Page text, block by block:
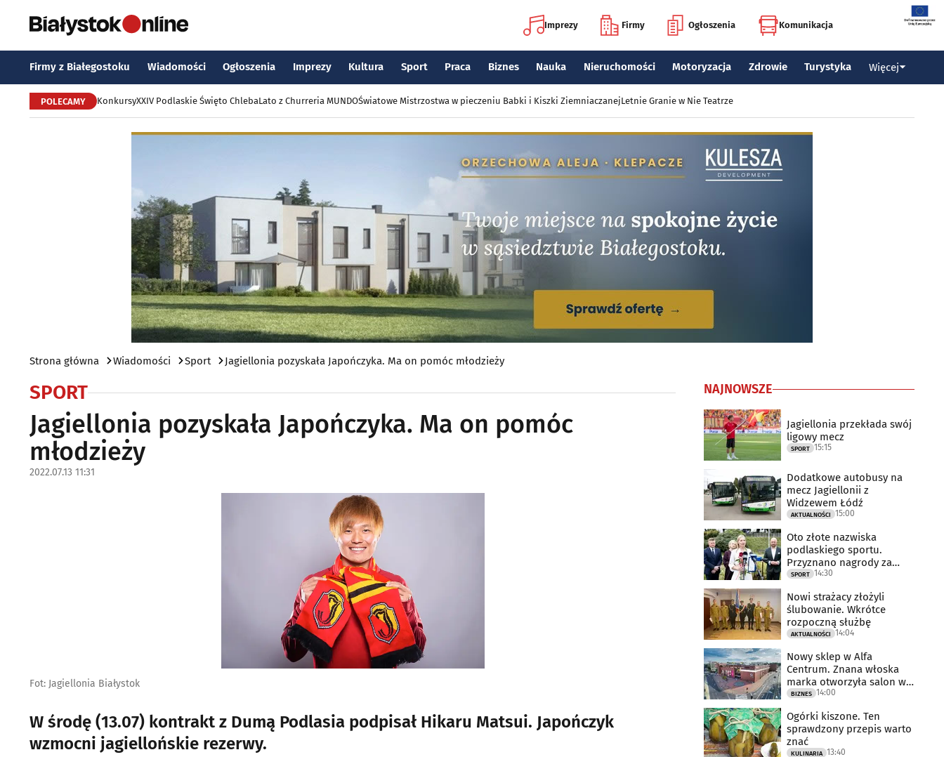
Imprezy Firmy Ogłoszenia Komunikacja
Firmy z Białegostoku Wiadomości Ogłoszenia Imprezy Kultura Sport Praca Biznes Nauka Nieruchomości Motoryzacja Zdrowie Turystyka Więcej
POLECAMY KonkursyXXIV Podlaskie Święto ChlebaLato z Churreria MUNDOŚwiatowe Mistrzostwa w pieczeniu Babki i Kiszki ZiemniaczanejLetnie Granie w Nie Teatrze
Strona główna Wiadomości Sport Jagiellonia pozyskała Japończyka. Ma on pomóc młodzieży
SPORT
Jagiellonia pozyskała Japończyka. Ma on pomóc
młodzieży
2022.07.13 11:31
Fot: Jagiellonia Białystok
W środę (13.07) kontrakt z Dumą Podlasia podpisał Hikaru Matsui. Japończyk
wzmocni jagiellońskie rezerwy.
NAJNOWSZE
Jagiellonia przekłada swój
ligowy mecz
SPORT 15:15
Dodatkowe autobusy na
mecz Jagiellonii z
Widzewem Łódź
AKTUALNOŚCI 15:00
Oto złote nazwiska
podlaskiego sportu.
Przyznano nagrody za
2025 rok
SPORT 14:30
Nowi strażacy złożyli
ślubowanie. Wkrótce
rozpoczną służbę
AKTUALNOŚCI 14:04
Nowy sklep w Alfa
Centrum. Znana włoska
marka otworzyła salon w
Białymstoku
BIZNES 14:00
Ogórki kiszone. Ten
sprawdzony przepis warto
znać
KULINARIA 13:40